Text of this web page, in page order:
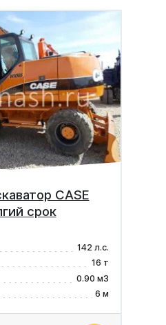
CASE
срок
142 л.с.
16 т
0.90 м3
6 м